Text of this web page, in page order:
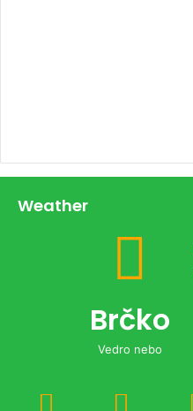
Weather
Brčko
Vedro nebo